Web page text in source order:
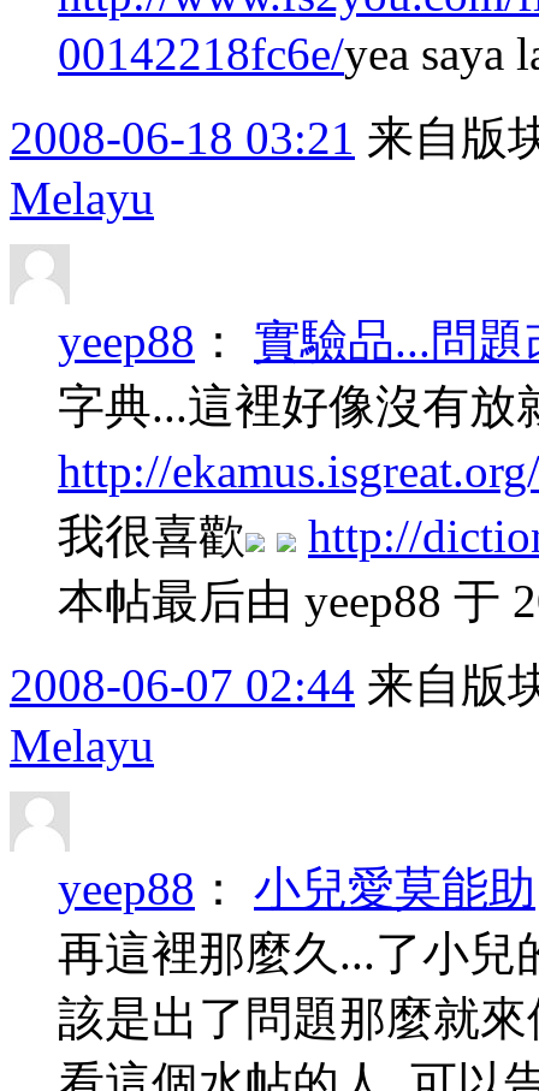
00142218fc6e/yea saya
2008-06-18 03:21 来自版
Melayu
yeep88 ： 實驗品...問
字典...這裡好像沒有放
http://ekamus.isgreat.org/
我很喜歡
http://
本帖最后由 yeep88 于
2008-06-07 02:44 来自版
Melayu
yeep88 ： 小兒愛莫能助
再這裡那麼久...了小兒
該是出了問題那麼就